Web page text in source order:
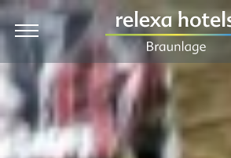
Hotel
Zimmer & Preise